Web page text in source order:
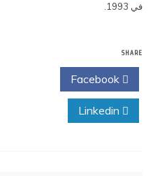
في 1993.
SHARE